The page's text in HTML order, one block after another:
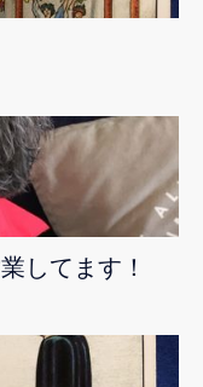
してます！